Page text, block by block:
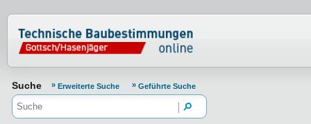
Normenportal Barrierefreiheit
Suche Erweiterte Suche Geführte Suche